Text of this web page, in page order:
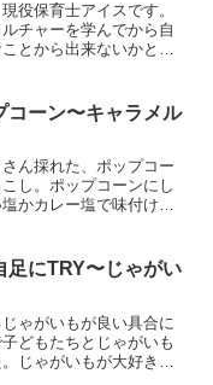
役保育士アイスです。
チャーを学んでから自
とから出来ないかと考
実践しているのでその
きな粉を...
コーン〜キャラメル
ん採れた、ポップコー
し。ポップコーンにし
かカレー塩で味付けを
ので、どうしたものか
が、...
足にTRY〜じゃがい
ゃがいもが良い具合に
どもたちとじゃがいも
じゃがいもが大好きな